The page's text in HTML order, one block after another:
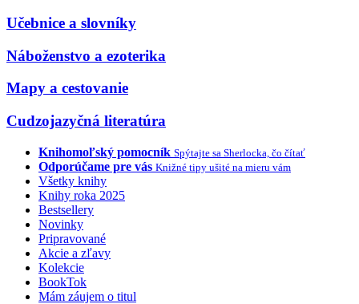
Učebnice a slovníky
Náboženstvo a ezoterika
Mapy a cestovanie
Cudzojazyčná literatúra
Knihomoľský pomocník Spýtajte sa Sherlocka, čo čítať
Odporúčame pre vás Knižné tipy ušité na mieru vám
Všetky knihy
Knihy roka 2025
Bestsellery
Novinky
Pripravované
Akcie a zľavy
Kolekcie
BookTok
Mám záujem o titul